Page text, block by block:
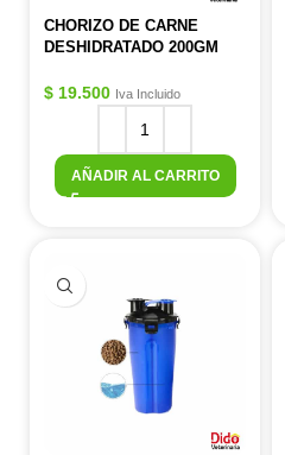
CHORIZO DE CARNE
DESHIDRATADO 200GM
$ 19.500 Iva Incluido
AÑADIR AL CARRITO